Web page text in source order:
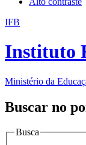
IFB
Instituto
Ministério da
Buscar no
Busca